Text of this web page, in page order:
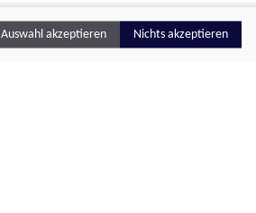
Auswahl akzeptieren Nichts akzeptieren